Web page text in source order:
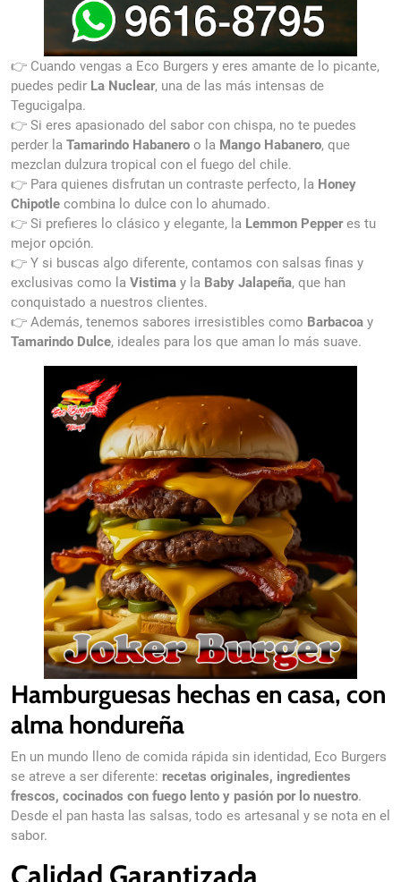
👉 Cuando vengas a Eco Burgers y eres amante de lo picante,
puedes pedir La Nuclear, una de las más intensas de
Tegucigalpa.
👉 Si eres apasionado del sabor con chispa, no te puedes
perder la Tamarindo Habanero o la Mango Habanero, que
mezclan dulzura tropical con el fuego del chile.
👉 Para quienes disfrutan un contraste perfecto, la Honey
Chipotle combina lo dulce con lo ahumado.
👉 Si prefieres lo clásico y elegante, la Lemmon Pepperes tu
mejor opción.
👉 Y si buscas algo diferente, contamos con salsas finas y
exclusivas como la Vistima y la Baby Jalapeña, que han
conquistado a nuestros clientes.
👉 Además, tenemos sabores irresistibles como Barbacoa y
Tamarindo Dulce, ideales para los que aman lo más suave.
Hamburguesas hechas en casa, con
alma hondureña
En un mundo lleno de comida rápida sin identidad, Eco Burgers
se atreve a ser diferente: recetas originales, ingredientes
frescos, cocinados con fuego lento y pasión por lo nuestro.
Desde el pan hasta las salsas, todo es artesanal y se nota en el
sabor.